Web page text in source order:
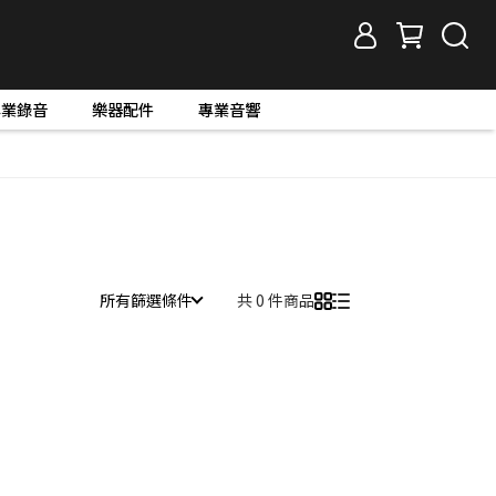
錄音 樂器配件 專業音響
所有篩選條件 共 0 件商品